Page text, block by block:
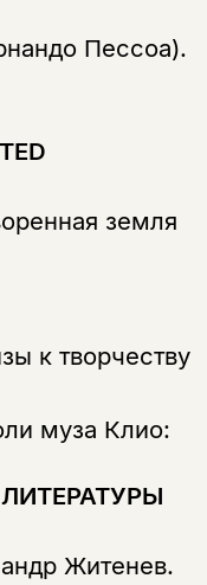
Пессоа).
земля
к творчеству
муза Клио:
Житенев.